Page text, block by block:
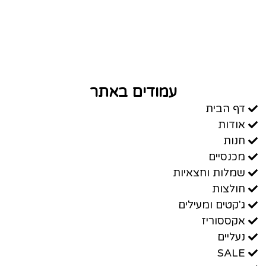
עמודים באתר
דף הבית
אודות
חנות
מכנסיים
שמלות וחצאיות
חולצות
ג'קטים ומעילים
אקססוריז
נעליים
SALE